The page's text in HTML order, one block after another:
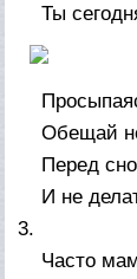
Ты
Обещай
Перед
И не
3.
Часто